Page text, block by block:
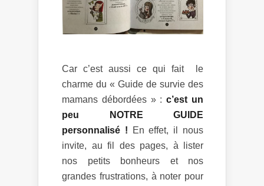
Car c’est aussi ce qui fait le
charme du « Guide de survie des
mamans débordées » :c’est un
peu NOTRE GUIDE
personnalisé !
En effet, il nous
invite, au fil des pages, à lister
nos petits bonheurs et nos
grandes frustrations, à noter pour